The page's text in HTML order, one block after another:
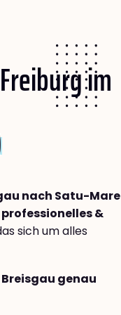
im
nach Satu-Mare
professionelles &
sich um alles
genau